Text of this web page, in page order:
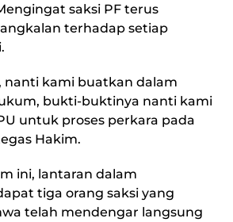
saksi PF terus
terhadap setiap
nanti kami buatkan dalam
bukti-buktinya nanti kami
untuk proses perkara pada
Hakim.
ini, lantaran dalam
tiga orang saksi yang
telah mendengar langsung